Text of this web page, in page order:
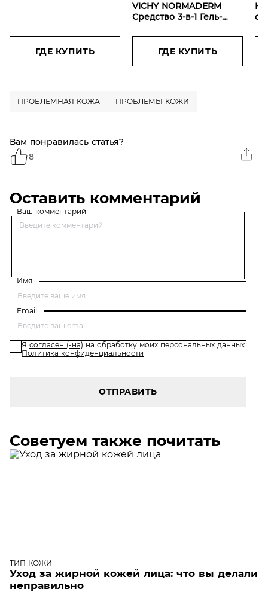
ГДЕ КУПИТЬ
VICHY NORMADERM
Средство 3-в-1 Гель-
интенсивного
очищения жирной
проблемной кожи, 125
ГДЕ КУПИТЬ
с
ПРОБЛЕМНАЯ КОЖА ПРОБЛЕМЫ КОЖИ
Вам понравилась статья?
8
Оставить комментарий
Ваш комментарий
Имя
Email
Я согласен (-на) на обработку моих персональных данных
Политика конфиденциальности
ОТПРАВИТЬ
Советуем также почитать
ТИП КОЖИ
Уход за жирной кожей лица: что вы делали
неправильно